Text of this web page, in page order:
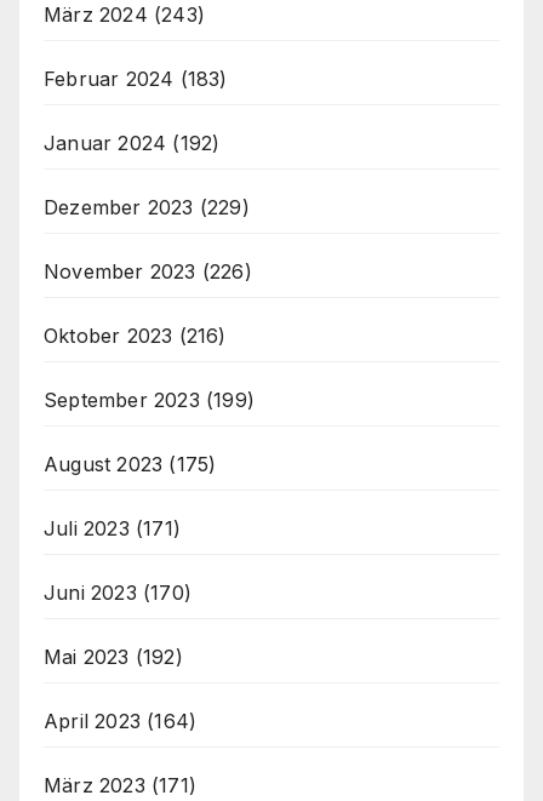
März 2024 (243)
Februar 2024 (183)
Januar 2024 (192)
Dezember 2023 (229)
November 2023 (226)
Oktober 2023 (216)
September 2023 (199)
August 2023 (175)
Juli 2023 (171)
Juni 2023 (170)
Mai 2023 (192)
April 2023 (164)
März 2023 (171)